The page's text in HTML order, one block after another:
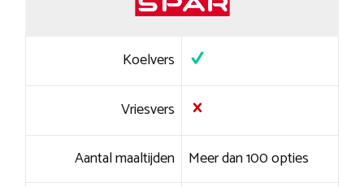
Koelvers
Vriesvers
Aantal maaltijden Meer dan 100 opties